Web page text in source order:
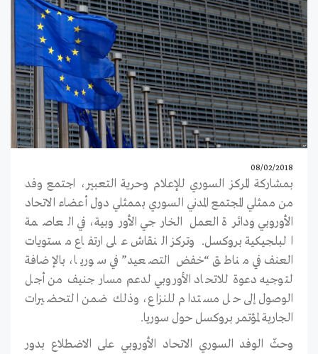
08/02/2018
بمشاركة المركز السوري للإعلام وحرية التعبير، اجتمع وفد
من ممثلي المجتمع المدني السوري بممثلي دول أعضاء الاتحاد
الأوروبي ودائرة العمل الخارجي الأوروبية، في العاصمة
البلجيكية بروكسل. وتركز النقاش على ارتفاع مستويات
العنف في مناطق “خفض التصعيد” في سوريا، بالإضافة
لتوجيه دعوة للاتحاد الأوروبي لدعم مسار جنيف من أجل
الوصول إلى حل مستدام للنزاع، وذلك ضمن التحضيرات
الجارية لمؤتمر بروكسل حول سوريا.
وحثّ الوفد السوري الاتحاد الأوروبي على الاضطلاع بدور